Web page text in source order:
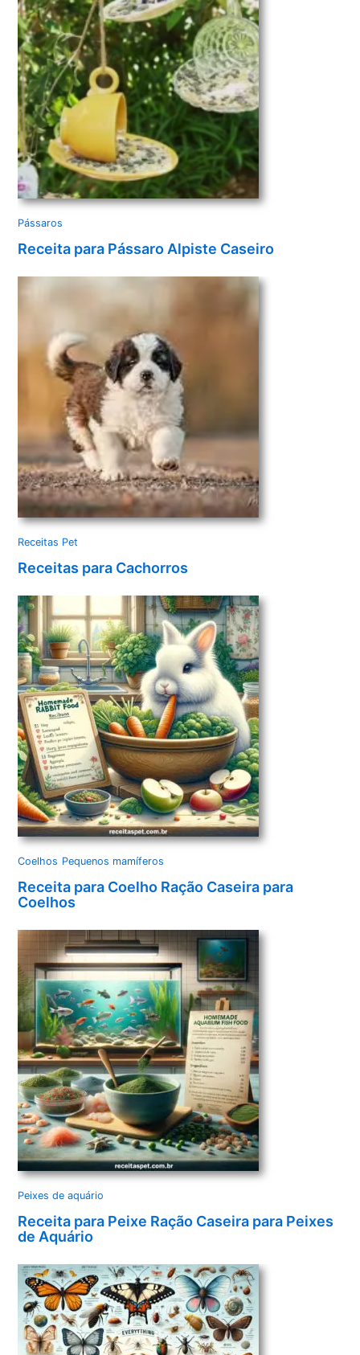
e
o
Pássaros
Receita para Pássaro Alpiste Caseiro
Receitas Pet
Receitas para Cachorros
Coelhos Pequenos mamíferos
Receita para Coelho Ração Caseira para
Coelhos
Peixes de aquário
Receita para Peixe Ração Caseira para Peixes
de Aquário